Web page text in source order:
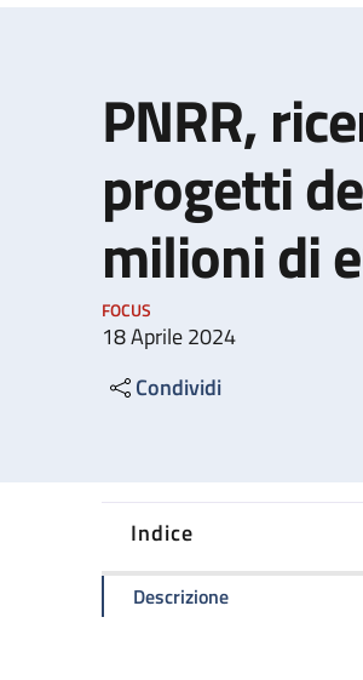
PNRR,
progetti
milioni di
FOCUS
18 Aprile 2024
Condividi
Indice
Descrizionedella pagina